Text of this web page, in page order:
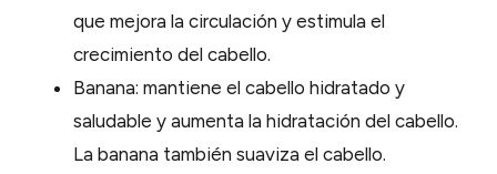
que mejora la circulación y estimula el
crecimiento del cabello.
Banana: mantiene el cabello hidratado y
saludable y aumenta la hidratación del cabello.
La banana también suaviza el cabello.